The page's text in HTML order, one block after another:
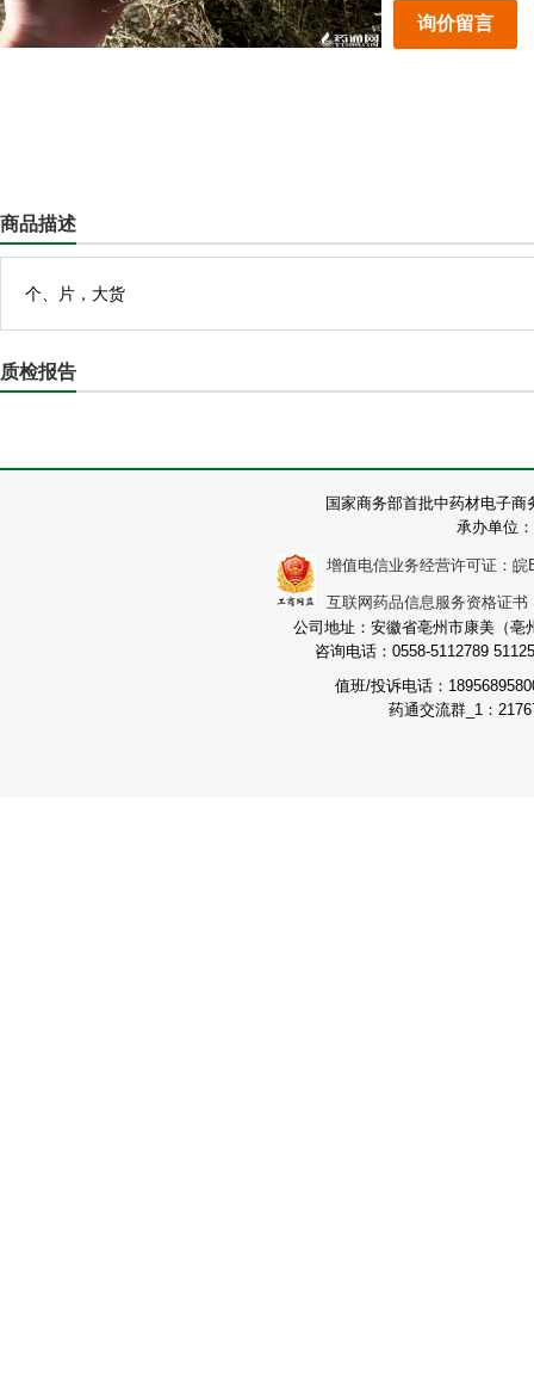
询价留言
商品描述
个、片，大货
质检报告
国家商务部首批中药材电子
承办单位
增值电信业务经营许可证：皖
互联网药品信息服务资格证
公司地址：安徽省亳州市康美（
咨询电话：0558-5112789
值班/投诉电话：
药通交流群_1：